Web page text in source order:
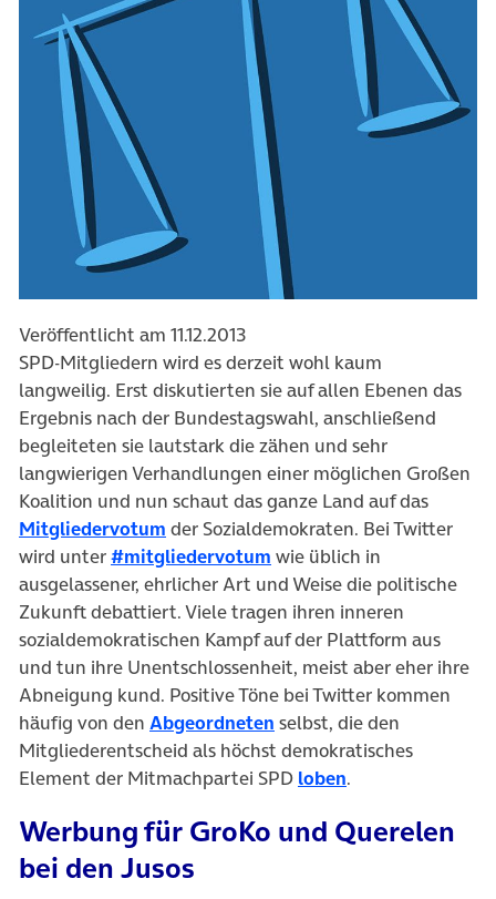
Veröffentlicht am 11.12.2013
SPD-Mitgliedern wird es derzeit wohl kaum
langweilig. Erst diskutierten sie auf allen Ebenen das
Ergebnis nach der Bundestagswahl, anschließend
begleiteten sie lautstark die zähen und sehr
langwierigen Verhandlungen einer möglichen Großen
Koalition und nun schaut das ganze Land auf das
Mitgliedervotum der Sozialdemokraten. Bei Twitter
wird unter#mitgliedervotum wie üblich in
ausgelassener, ehrlicher Art und Weise die politische
Zukunft debattiert. Viele tragen ihren inneren
sozialdemokratischen Kampf auf der Plattform aus
und tun ihre Unentschlossenheit, meist aber eher ihre
Abneigung kund. Positive Töne bei Twitter kommen
häufig von den Abgeordneten selbst, die den
Mitgliederentscheid als höchst demokratisches
Element der Mitmachpartei SPD loben.
Werbung für GroKo und Querelen
bei den Jusos